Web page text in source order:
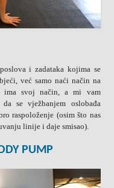
i zadataka kojima se
već samo naći način na
ima svoj način, a mi vam
se vježbanjem oslobađa
raspoloženje (osim što nas
linije i daje smisao).
PUMP